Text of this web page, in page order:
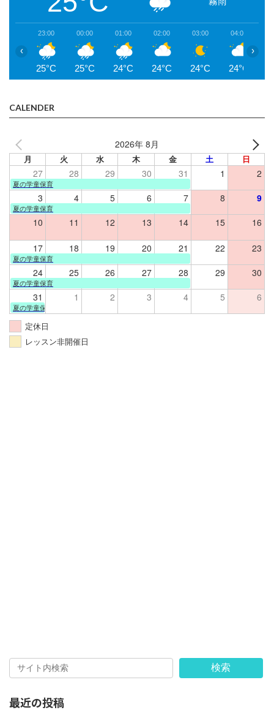
23:00
25°C
00:00
25°C
01:00
24°C
02:00
24°C
03:00
24°C
04:00
24°C
‹ ›
CALENDER
2026年 8月
月 火 水 木 金 土 日
27 28 29 30 31 1 2
夏の学童保育
3 4 5 6 7 8 9
夏の学童保育
10 11 12 13 14 15 16
17 18 19 20 21 22 23
夏の学童保育
24 25 26 27 28 29 30
夏の学童保育
31 1 2 3 4 5 6
夏の学童保育
定休日
レッスン非開催日
検索
最近の投稿